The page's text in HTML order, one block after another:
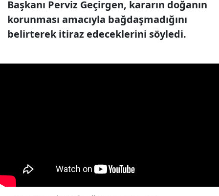
Başkanı Perviz Geçirgen, kararın doğanın
korunması amacıyla bağdaşmadığını
belirterek itiraz edeceklerini söyledi.